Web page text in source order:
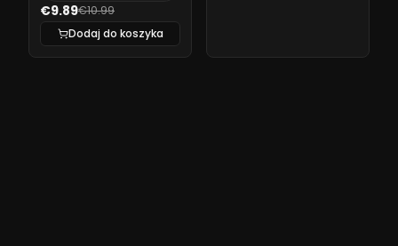
€9.89€10.99
Dodaj do koszyka